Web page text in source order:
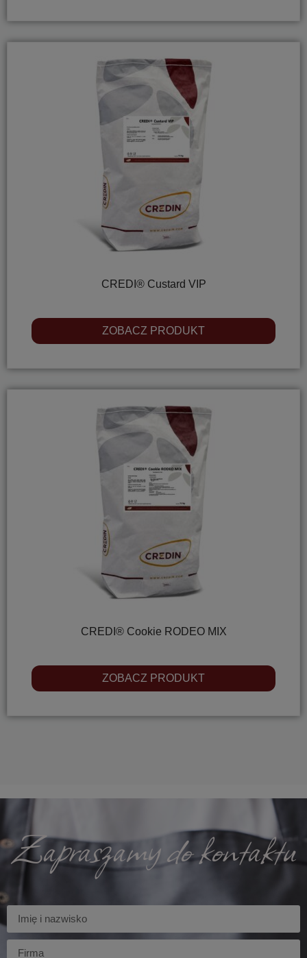
CREDI® Custard VIP
ZOBACZ PRODUKT
CREDI® Cookie RODEO MIX
ZOBACZ PRODUKT
Zapraszamy do kontaktu
Imię
Firma